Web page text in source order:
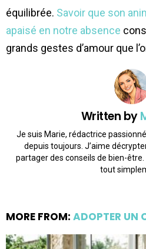
équilibrée. Savoir que son
apaisé en notre absence
grands gestes d’amour que
Written by
Je suis Marie, rédactrice
depuis toujours. J’aime
partager des conseils de bien-
tout
MORE FROM: ADOPTER UN